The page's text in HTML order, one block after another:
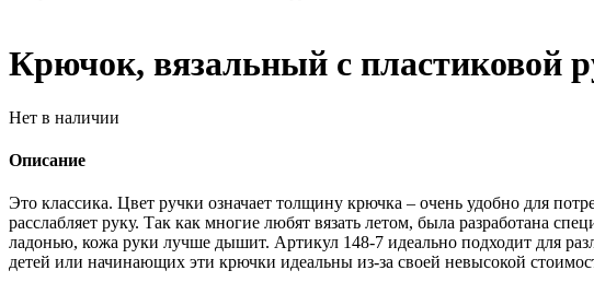
Крючок, вязальный с пластиковой
Нет в наличии
Описание
Это классика. Цвет ручки означает толщину крючка – очень удобно для
расслабляет руку. Так как многие любят вязать летом, была разработана
ладонью, кожа руки лучше дышит. Артикул 148-7 идеально подходит для
детей или начинающих эти крючки идеальны из-за своей невысокой